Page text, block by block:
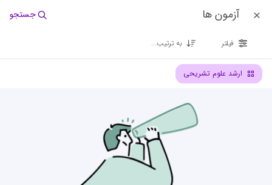
آزمون ها جستجو
فیلتر به ترتیب...
ارشد علوم تشریحی